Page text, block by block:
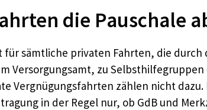
die Pauschale
für sämtliche privaten Fahrten, die
Versorgungsamt, zu
Vergnügungsfahrten zählen nicht
in der Regel nur, ob GdB und